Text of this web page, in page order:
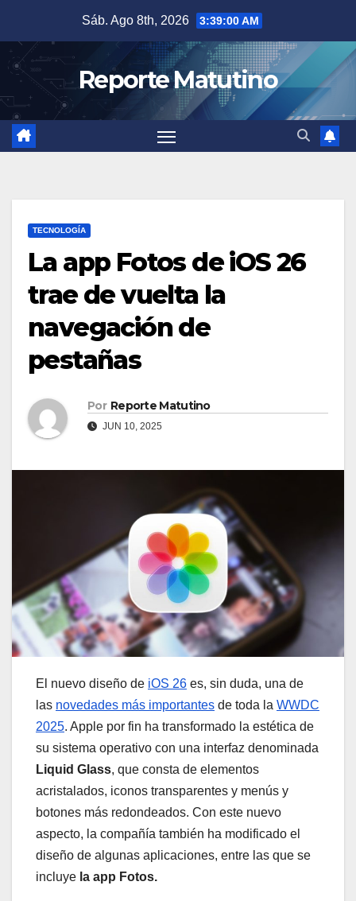
contenido
Sáb. Ago 8th, 2026 3:39:01 AM
Reporte Matutino
TECNOLOGÍA
La app Fotos de iOS 26
trae de vuelta la
navegación de
pestañas
Por Reporte Matutino
JUN 10, 2025
El nuevo diseño de iOS 26 es, sin duda, una de
las novedades más importantes de toda la WWDC
2025. Apple por fin ha transformado la estética de
su sistema operativo con una interfaz denominada
Liquid Glass, que consta de elementos
acristalados, iconos transparentes y menús y
botones más redondeados. Con este nuevo
aspecto, la compañía también ha modificado el
diseño de algunas aplicaciones, entre las que se
incluye la app Fotos.